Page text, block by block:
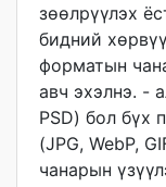
зөөлрүүлэх
бидний
форматын
авч эхэлнэ. -
PSD) бол бүх
(JPG, WebP,
чанарын